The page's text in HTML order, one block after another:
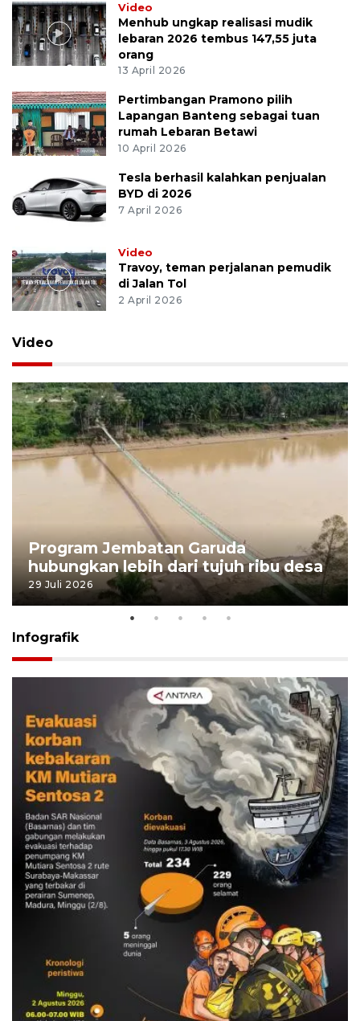
Video
Menhub ungkap realisasi mudik
lebaran 2026 tembus 147,55 juta
orang
13 April 2026
Pertimbangan Pramono pilih
Lapangan Banteng sebagai tuan
rumah Lebaran Betawi
10 April 2026
Tesla berhasil kalahkan penjualan
BYD di 2026
7 April 2026
Video
Travoy, teman perjalanan pemudik
di Jalan Tol
2 April 2026
Video
Program Jembatan Garuda
hubungkan lebih dari tujuh ribu desa
29 Juli 2026
Infografik